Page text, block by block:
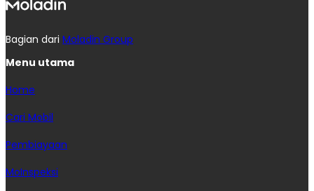
Bagian dari Moladin Group
Menu utama
Home
Cari Mobil
Pembiayaan
MoInspeksi